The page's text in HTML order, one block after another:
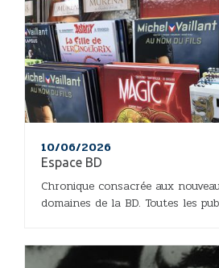
10/06/2026
Espace BD
Chronique consacrée aux
domaines de la BD. Toutes les